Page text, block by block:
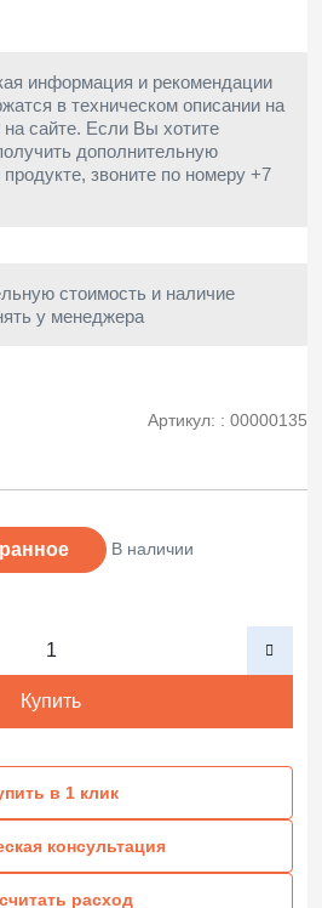
информация и рекомендации
в техническом описании на
сайте. Если Вы хотите
дополнительную
звоните по номеру +7
стоимость и наличие
у менеджера
Артикул: : 00000135
В наличии
Купить
в 1 клик
консультация
расход